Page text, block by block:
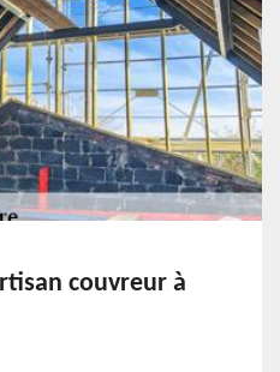
couvreur à